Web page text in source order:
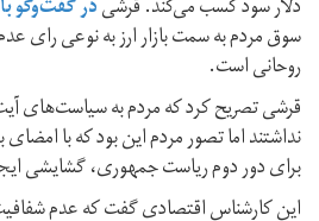
دلار سود کسب می‌کند. قرشیدر گفت‌وگو
سوق مردم به سمت بازار ارز به نوعی رای
روحانی است.
قرشی تصریح کرد که مردم به سیاست‌های
نداشتند اما تصور مردم این بود که با
برای دور دوم ریاست جمهوری، گشایشی
این کارشناس اقتصادی گفت که عدم